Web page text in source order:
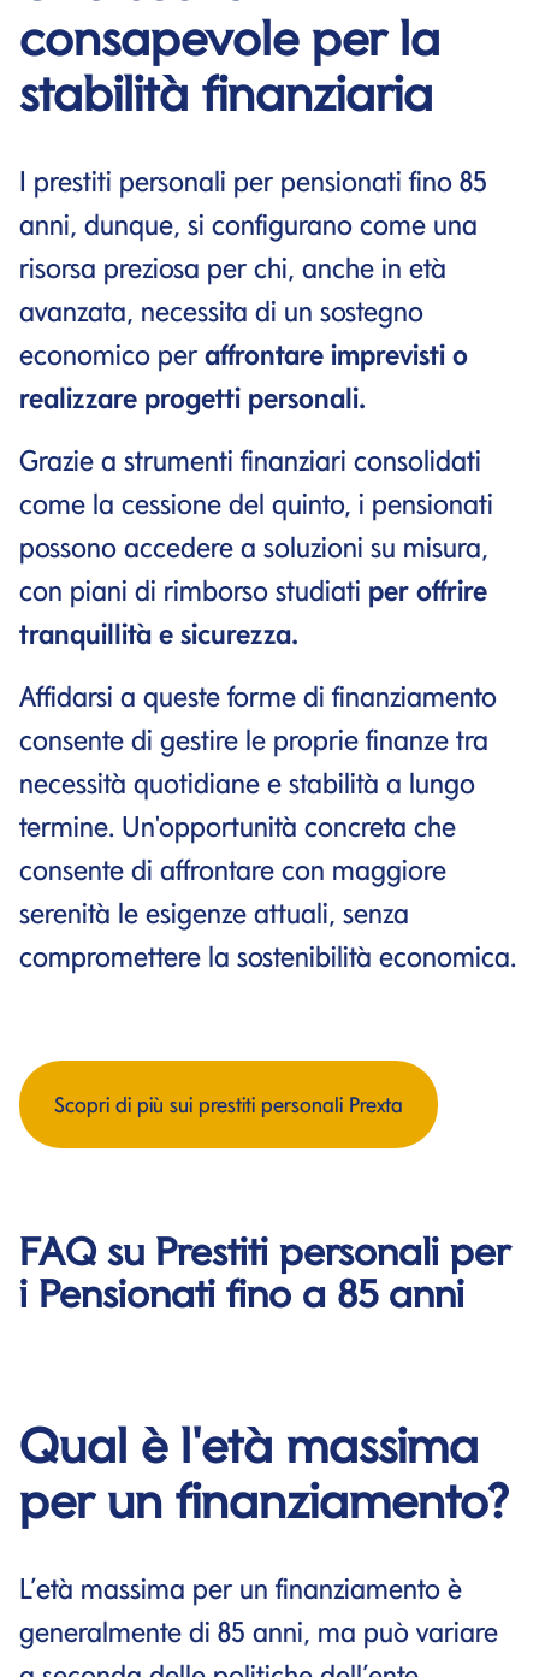
consapevole per la
stabilità finanziaria
I prestiti personali per pensionati fino 85
anni, dunque, si configurano come una
risorsa preziosa per chi, anche in età
avanzata, necessita di un sostegno
economico peraffrontare imprevisti o
realizzare progetti personali.
Grazie a strumenti finanziari consolidati
come la cessione del quinto, i pensionati
possono accedere a soluzioni su misura,
con piani di rimborso studiati per offrire
tranquillità e sicurezza.
Affidarsi a queste forme di finanziamento
consente di gestire le proprie finanze tra
necessità quotidiane e stabilità a lungo
termine. Un'opportunità concreta che
consente di affrontare con maggiore
serenità le esigenze attuali, senza
compromettere la sostenibilità economica.
Scopri di più sui prestiti personali Prexta
FAQ su Prestiti personali per
i Pensionati fino a 85 anni
Qual è l'età massima
per un finanziamento?
L’età massima per un finanziamento è
generalmente di 85 anni, ma può variare